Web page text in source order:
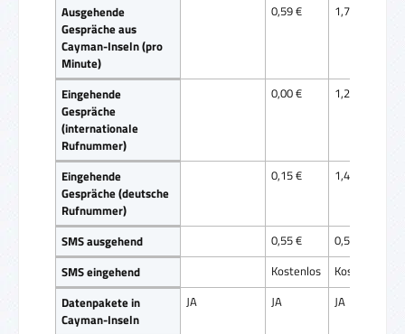
Ausgehende
Gespräche aus
Cayman-Inseln (pro
Minute)
0,59 € 1,75 €
Eingehende
Gespräche
(internationale
Rufnummer)
0,00 € 1,25 €
Eingehende
Gespräche (deutsche
Rufnummer)
0,15 € 1,40 €
SMS ausgehend 0,55 €
0,55 €
SMS eingehend
Kostenlos
Kostenlos
Datenpakete in
Cayman-Inseln
JA JA JA